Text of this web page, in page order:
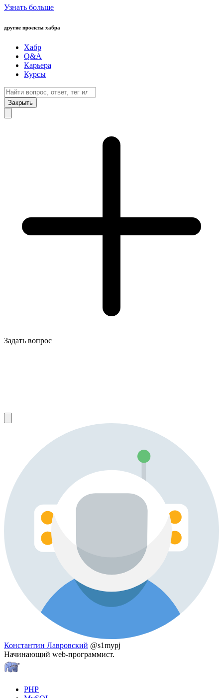
Узнать больше
другие проекты хабра
Хабр
Q&A
Карьера
Курсы
Закрыть
Задать вопрос
Константин Лавровский @s1mypj
Начинающий web-программист.
PHP